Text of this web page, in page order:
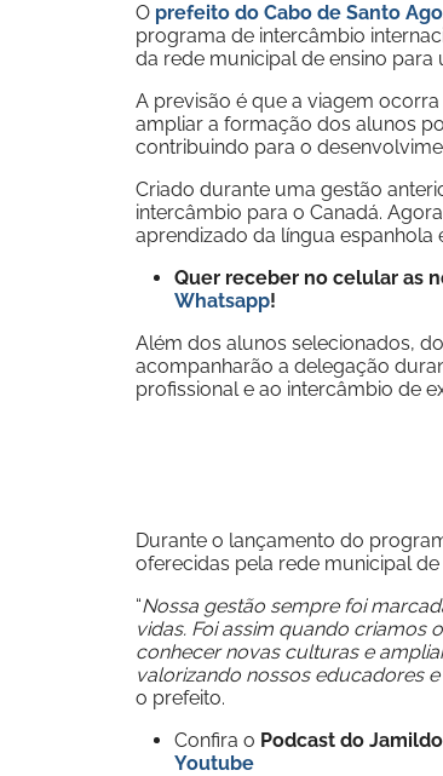
O prefeito do Cabo de Santo
programa de intercâmbio
da rede municipal de ensino para
A previsão é que a viagem
ampliar a formação dos alunos
contribuindo para o
Criado durante uma gestão
intercâmbio para o Canadá.
aprendizado da língua espanhola
Quer receber no celular as
Whatsapp!
Além dos alunos selecionados,
acompanharão a delegação
profissional e ao intercâmbio de
Durante o lançamento do
oferecidas pela rede municipal
“Nossa gestão sempre foi
vidas. Foi assim quando criamos
conhecer novas culturas e
valorizando nossos educadores
o prefeito.
Confira o Podcast do Jamildo
Youtube